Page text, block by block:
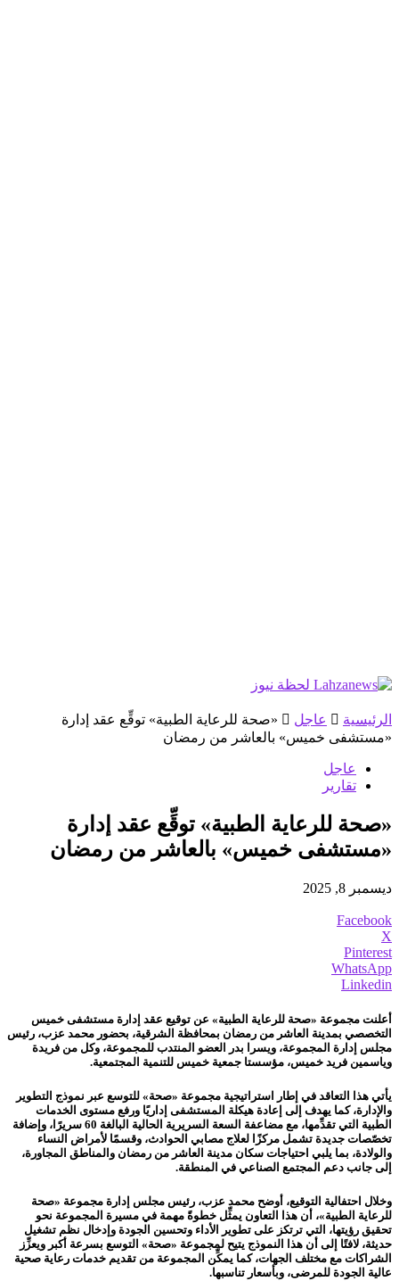
الرئيسية عاجل
«صحة للرعاية الطبية» توقِّع عقد إدارة
«مستشفى خميس» بالعاشر من رمضان
عاجل
تقارير
«صحة للرعاية الطبية» توقِّع عقد إدارة
«مستشفى خميس» بالعاشر من رمضان
ديسمبر 8, 2025
Facebook
X
Pinterest
WhatsApp
Linkedin
أعلنت مجموعة «صحة للرعاية الطبية» عن توقيع عقد إدارة مستشفى خميس
التخصصي بمدينة العاشر من رمضان بمحافظة الشرقية، بحضور محمد عزب، رئيس
مجلس إدارة المجموعة، ويسرا بدر العضو المنتدب للمجموعة، وكل من فريدة
وياسمين فريد خميس، مؤسستا جمعية خميس للتنمية المجتمعية.
يأتي هذا التعاقد في إطار استراتيجية مجموعة «صحة» للتوسع عبر نموذج التطوير
والإدارة، كما يهدف إلى إعادة هيكلة المستشفى إداريًا ورفع مستوى الخدمات
الطبية التي تقدِّمها، مع مضاعفة السعة السريرية الحالية البالغة 60 سريرًا، وإضافة
تخصّصات جديدة تشمل مركزًا لعلاج مصابي الحوادث، وقسمًا لأمراض النساء
والولادة، بما يلبي احتياجات سكان مدينة العاشر من رمضان والمناطق المجاورة،
إلى جانب دعم المجتمع الصناعي في المنطقة.
وخلال احتفالية التوقيع، أوضح محمد عزب، رئيس مجلس إدارة مجموعة «صحة
للرعاية الطبية»، أن هذا التعاون يمثِّل خطوةً مهمة في مسيرة المجموعة نحو
تحقيق رؤيتها، التي ترتكز على تطوير الأداء وتحسين الجودة وإدخال نظم تشغيل
حديثة، لافتًا إلى أن هذا النموذج يتيح لمجموعة «صحة» التوسع بسرعة أكبر ويعزِّز
الشراكات مع مختلف الجهات، كما يمكِّن المجموعة من تقديم خدمات رعاية صحية
عالية الجودة للمرضى، وبأسعار تناسبها.